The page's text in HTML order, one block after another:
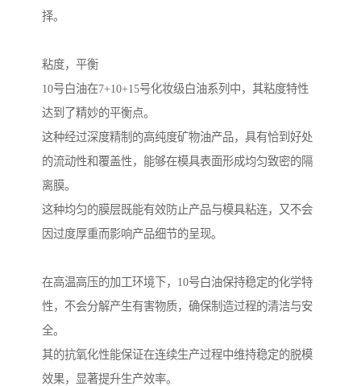
择。
粘度，平衡
10号白油在7+10+15号化妆级白油系列中，其粘度特性
达到了精妙的平衡点。
这种经过深度精制的高纯度矿物油产品，具有恰到好处
的流动性和覆盖性，能够在模具表面形成均匀致密的隔
离膜。
这种均匀的膜层既能有效防止产品与模具粘连，又不会
因过度厚重而影响产品细节的呈现。
在高温高压的加工环境下，10号白油保持稳定的化学特
性，不会分解产生有害物质，确保制造过程的清洁与安
全。
其的抗氧化性能保证在连续生产过程中维持稳定的脱模
效果，显著提升生产效率。